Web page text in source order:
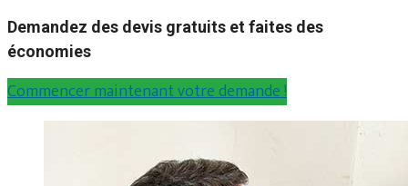
Demandez des devis gratuits et faites des
économies
Commencer maintenant votre demande !